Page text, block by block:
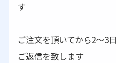
す
ご注文を頂いてから2～3
ご返信を致します